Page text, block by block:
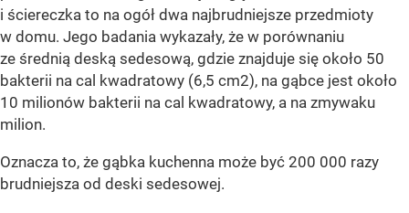
i ściereczka to na ogół dwa najbrudniejsze przedmioty
w domu. Jego badania wykazały, że w porównaniu
ze średnią deską sedesową, gdzie znajduje się około 50
bakterii na cal kwadratowy (6,5 cm2), na gąbce jest około
10 milionów bakterii na cal kwadratowy, a na zmywaku
milion.
Oznacza to, że gąbka kuchenna może być 200 000 razy
brudniejsza od deski sedesowej.